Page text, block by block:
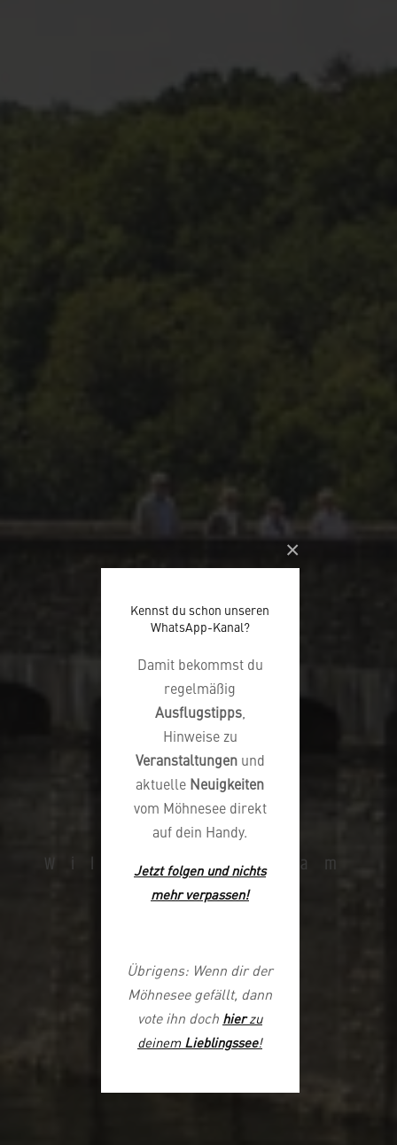
×
Kennst du schon unseren
WhatsApp-Kanal?
Damit bekommst du
regelmäßig
Ausflugstipps,
Hinweise zu
Veranstaltungen und
aktuelle Neuigkeiten
vom Möhnesee direkt
auf dein Handy.
Jetzt folgen und nichts
mehr verpassen!
Übrigens: Wenn dir der
Möhnesee gefällt, dann
vote ihn doch hierzu
deinemLieblingssee!
Herzlich
Willkommen am
Möhnesee